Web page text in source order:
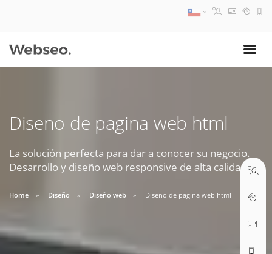
Diseno de pagina web html
La solución perfecta para dar a conocer su negocio.
Desarrollo y diseño web responsive de alta calidad.
Home Diseño Diseño web Diseno de pagina web html
09:30 AM A 18:30 PM
soporte@webseo.cl